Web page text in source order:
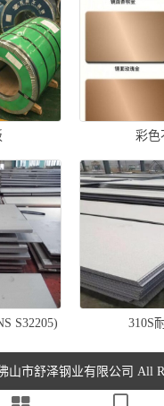
彩色
S32205) 310S
山市舒泽钢业有限公司 All